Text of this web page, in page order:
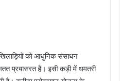
को आधुनिक संसाधन
प्रयासरत है। इसी कड़ी में धमतरी